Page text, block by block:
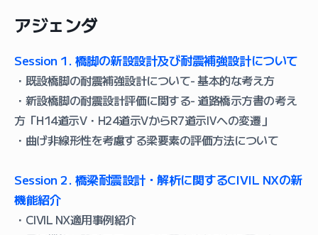
アジェンダ
Session 1. 橋脚の新設設計及び耐震補強設計について
・既設橋脚の耐震補強設計について- 基本的な考え方
・新設橋脚の耐震設計評価に関する- 道路橋示方書の考え
方「H14道示V・H24道示VからR7道示Ⅳへの変遷」
・曲げ非線形性を考慮する梁要素の評価方法について
Session 2. 橋梁耐震設計・解析に関するCIVIL NXの新
機能紹介
・CIVIL NX適用事例紹介